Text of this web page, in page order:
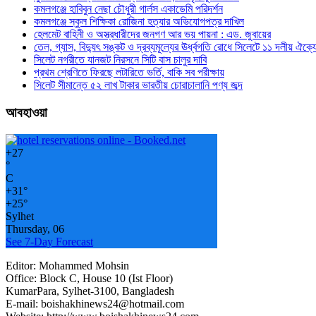
কমলগঞ্জে হাবিবুন নেছা চৌধুরী গার্লস একাডেমি পরিদর্শন
কমলগঞ্জে স্কুল শিক্ষিকা রোজিনা হত্যার অভিযোগপত্র দাখিল
হেলমেট বাহিনী ও অস্ত্রধারীদের জনগণ আর ভয় পায়না : এড. জুবায়ের
তেল, গ্যাস, বিদ্যুৎ সঙ্কট ও দ্রব্যমূল্যের ঊর্ধ্বগতি রোধে সিলেটে ১১ দলীয়
সিলেট নগরীতে যানজট নিরসনে সিটি বাস চালুর দাবি
প্রথম শ্রেণিতে ফিরছে লটারিতে ভর্তি, বাকি সব পরীক্ষায়
সিলেট সীমান্তে ৫২ লাখ টাকার ভারতীয় চোরাচালানি পণ্য জব্দ
আবহাওয়া
+27
°
C
+31°
+25°
Sylhet
Thursday, 06
See 7-Day Forecast
Editor: Mohammed Mohsin
Office: Block C, House 10 (Ist Floor)
KumarPara, Sylhet-3100, Bangladesh
E-mail: boishakhinews24@hotmail.com